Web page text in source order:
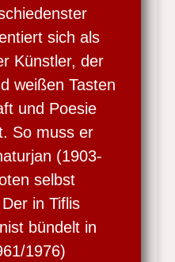
sich als
Künstler, der
weißen Tasten
und Poesie
So muss er
(1903-
selbst
in Tiflis
bündelt in
1976)